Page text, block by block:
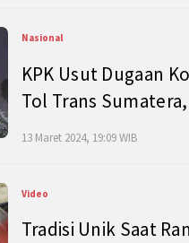
Nasional
KPK Usut Dugaan
Tol Trans
13 Maret 2024, 19:09 WIB
Video
Tradisi Unik Saat